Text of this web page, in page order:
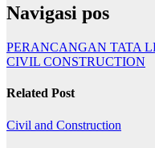
Navigasi pos
PERANCANGAN TATA
CIVIL CONSTRUCTION
Related Post
Civil and Construction